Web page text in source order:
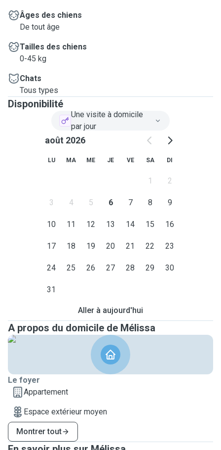
Âges des chiens
De tout âge
Tailles des chiens
0-45 kg
Chats
Tous types
Disponibilité
Une visite à domicile
par jour
août 2026
LU MA ME JE VE SA DI
1 2
3 4 5 6 7 8 9
10 11 12 13 14 15 16
17 18 19 20 21 22 23
24 25 26 27 28 29 30
31
Aller à aujourd'hui
A propos du domicile de Mélissa
Le foyer
Appartement
Espace extérieur moyen
Montrer tout